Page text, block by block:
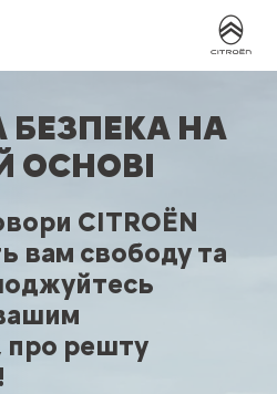
БЕЗПЕКА НА
ОСНОВІ
CITROËN
вам свободу та
про решту